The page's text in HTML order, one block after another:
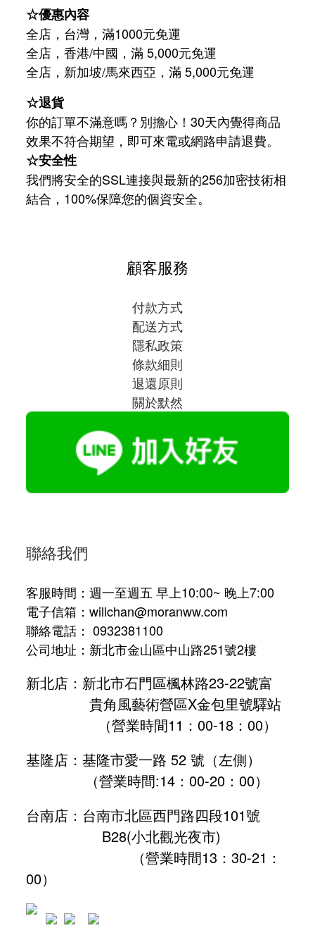
☆優惠內容
全店，台灣，滿1000元免運
全店，香港/中國，滿 5,000元免運
全店，新加坡/馬來西亞，滿 5,000元免運
☆退貨
你的訂單不滿意嗎？別擔心！30天內覺得商品
效果不符合期望，即可來電或網路申請退費。
☆安全性
我們將安全的SSL連接與最新的256加密技術相
結合，100%保障您的個資安全。
顧客服務
付款方式
配送方式
隱私政策
條款細則
退還原則
關於默然
聯絡我們
客服時間：週一至週五 早上10:00~ 晚上7:00
電子信箱：willchan@moranww.com
聯絡電話： 0932381100
公司地址：新北市金山區中山路251號2樓
新北店：新北市石門區楓林路23-22號富
貴角風藝術營區X金包里號驛站
（營業時間11：00-18：00）
基隆店：基隆市愛一路 52 號（左側）
（營業時間:14：00-20：00）
台南店：台南市北區西門路四段101號
B28(小北觀光夜市)
（營業時間13：30-21：
00）